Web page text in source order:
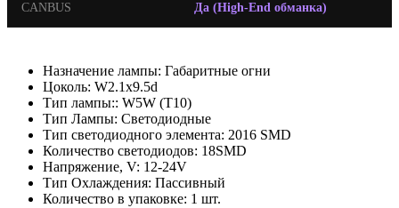
CANBUS Да (High-End обманка)
Назначение лампы: Габаритные огни
Цоколь: W2.1x9.5d
Тип лампы:: W5W (T10)
Тип Лампы: Светодиодные
Тип светодиодного элемента: 2016 SMD
Количество светодиодов: 18SMD
Напряжение, V: 12-24V
Тип Охлаждения: Пассивный
Количество в упаковке: 1 шт.